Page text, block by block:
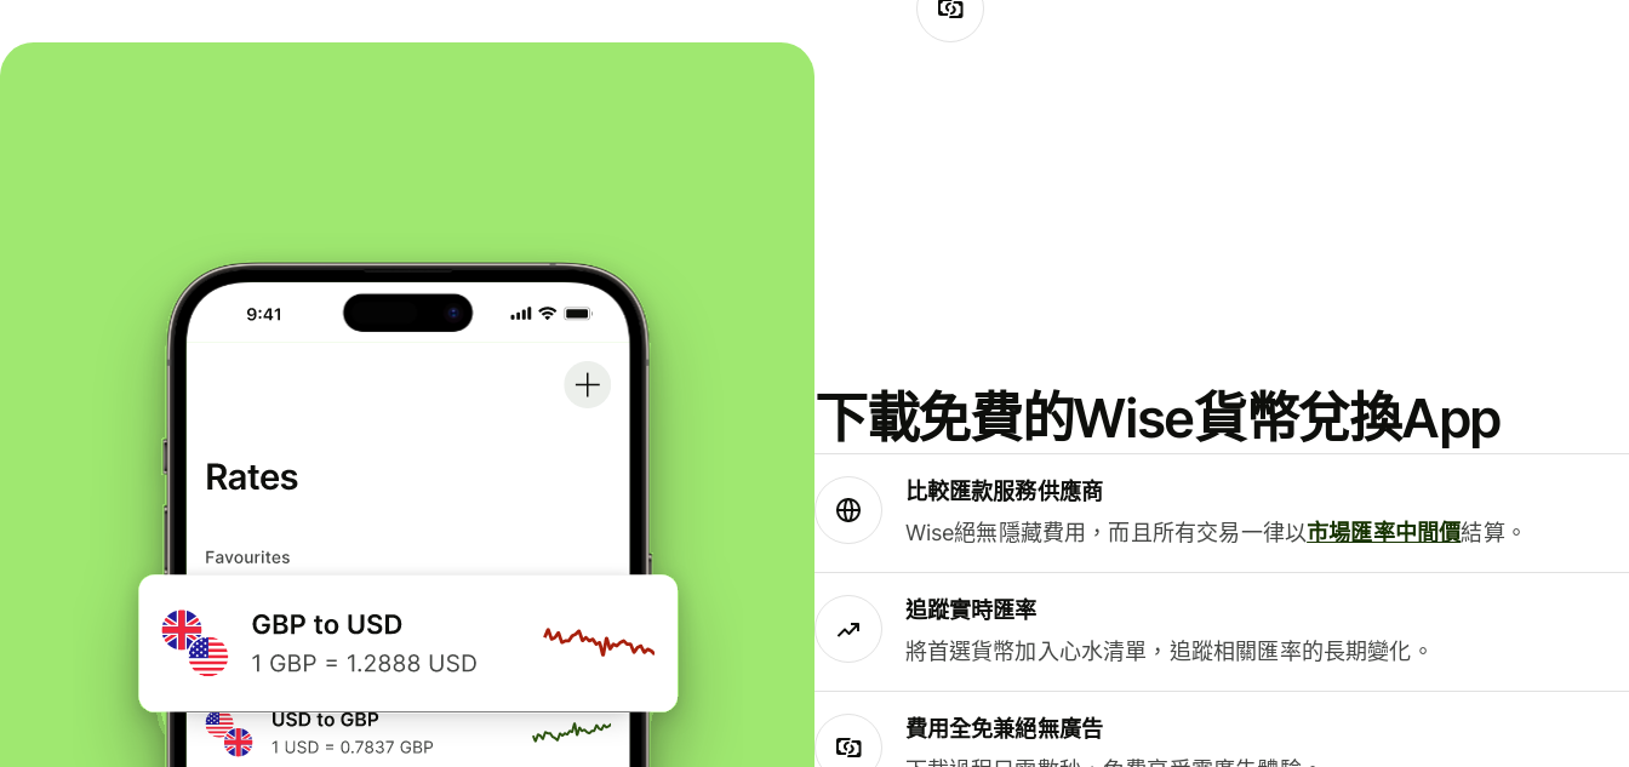
下載免費的Wise貨幣兌換App
比較匯款服務供應商
Wise絕無隱藏費用，而且所有交易一律以市場匯率中間價結算。
追蹤實時匯率
將首選貨幣加入心水清單，追蹤相關匯率的長期變化。
費用全免兼絕無廣告